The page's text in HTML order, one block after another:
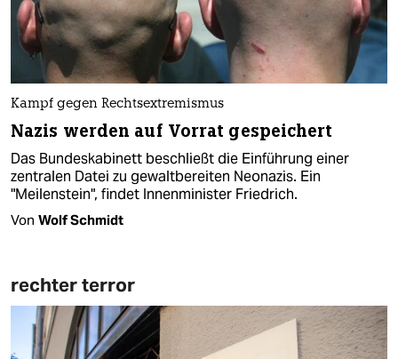
Kampf gegen Rechtsextremismus
Nazis werden auf Vorrat gespeichert
Das Bundeskabinett beschließt die Einführung einer
zentralen Datei zu gewaltbereiten Neonazis. Ein
"Meilenstein", findet Innenminister Friedrich.
Von Wolf Schmidt
rechter terror